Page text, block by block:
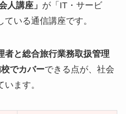
人講座」 が「IT・サービ
いる通信講座です。
者と総合旅行業務取扱管理
でカバーできる点が、社会
ます。